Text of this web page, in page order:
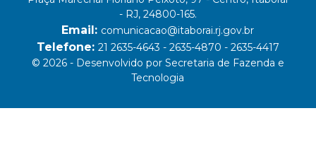
- RJ, 24800-165.
Email: comunicacao@itaborai.rj.gov.br
Telefone: 21 2635-4643 - 2635-4870 - 2635-4417
© 2026 - Desenvolvido por Secretaria de Fazenda e
Tecnologia